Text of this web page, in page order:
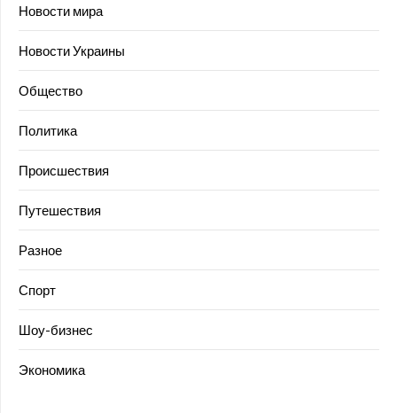
Новости мира
Новости Украины
Общество
Политика
Происшествия
Путешествия
Разное
Спорт
Шоу-бизнес
Экономика